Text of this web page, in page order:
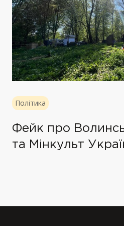
Політика
Фейк про
та Мінкульт